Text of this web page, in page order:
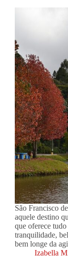
São Francisco
aquele destino
que oferece
tranquilidade,
bem longe da
Izabella